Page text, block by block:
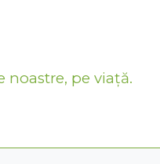
noastre, pe viață.